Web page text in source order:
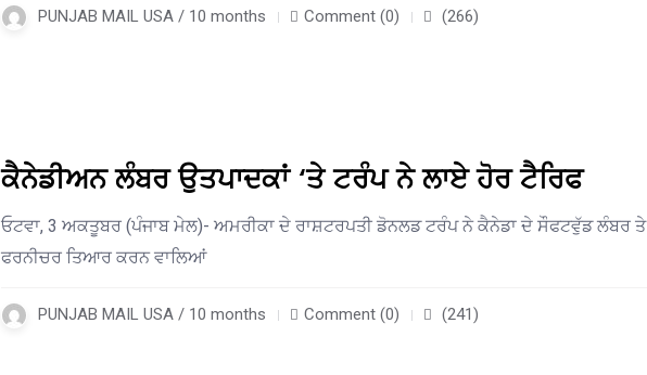
PUNJAB MAIL USA / 10 months Comment (0) (266)
ਕੈਨੇਡੀਅਨ ਲੰਬਰ ਉਤਪਾਦਕਾਂ ‘ਤੇ ਟਰੰਪ ਨੇ ਲਾਏ ਹੋਰ ਟੈਰਿਫ
ਓਟਵਾ, 3 ਅਕਤੂਬਰ (ਪੰਜਾਬ ਮੇਲ)- ਅਮਰੀਕਾ ਦੇ ਰਾਸ਼ਟਰਪਤੀ ਡੋਨਲਡ ਟਰੰਪ ਨੇ ਕੈਨੇਡਾ ਦੇ ਸੌਫਟਵੁੱਡ ਲੰਬਰ ਤੇ
ਫਰਨੀਚਰ ਤਿਆਰ ਕਰਨ ਵਾਲਿਆਂ
PUNJAB MAIL USA / 10 months Comment (0) (241)